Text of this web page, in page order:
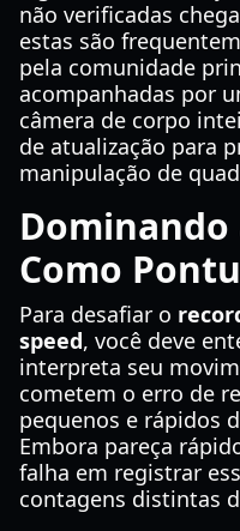
não verificadas
estas são
pela comunidade
acompanhadas por
câmera de corpo
de atualização para
manipulação de
Dominando
Como
Para desafiar o
speed, você deve
interpreta seu
cometem o erro de
pequenos e rápidos
Embora pareça
falha em registrar
contagens distintas